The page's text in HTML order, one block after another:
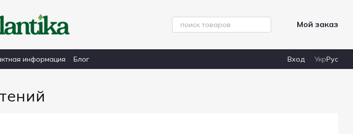
Мой заказ
информация Блог Вход УкрРус